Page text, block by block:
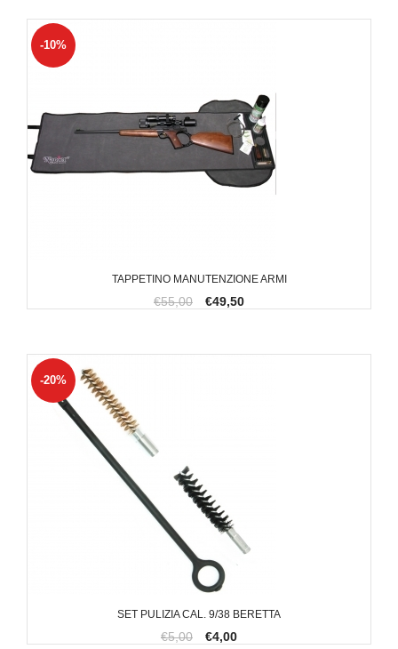
TAPPETINO MANUTENZIONE ARMI
-10%
€55,00 €49,50
SET PULIZIA CAL. 9/38 BERETTA
-20%
€5,00 €4,00